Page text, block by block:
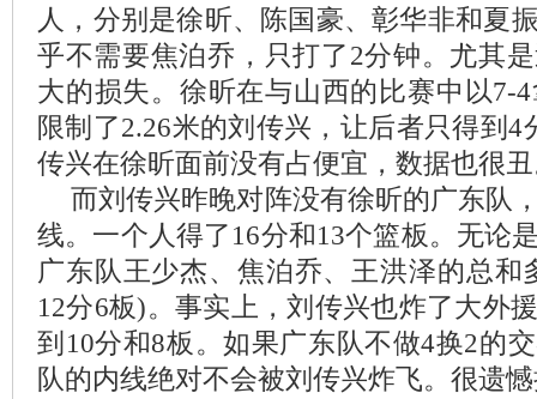
人，分别是徐昕、陈国豪、彰华非和夏
乎不需要焦泊乔，只打了2分钟。尤其
大的损失。徐昕在与山西的比赛中以7-
限制了2.26米的刘传兴，让后者只得到4
传兴在徐昕面前没有占便宜，数据也很
而刘传兴昨晚对阵没有徐昕的广东队
线。一个人得了16分和13个篮板。无论
广东队王少杰、焦泊乔、王洪泽的总和
12分6板)。事实上，刘传兴也炸了大外
到10分和8板。如果广东队不做4换2的
队的内线绝对不会被刘传兴炸飞。很遗